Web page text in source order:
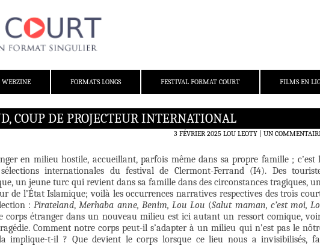
WEBZINE FORMATS LONGS FESTIVAL FORMAT COURT FILMS EN
COUP DE PROJECTEUR INTERNATIONAL
3 FÉVRIER 2025 LOU LEOTY UN
en milieu hostile, accueillant, parfois même dans sa propre famille ; c’est
internationales du festival de Clermont-Ferrand (I4). Des
un jeune turc qui revient dans sa famille dans des circonstances tragiques,
de l’État Islamique; voilà les occurrences narratives respectives des trois
:Pirateland,Merhaba anne, Benim, Lou Lou (Salut maman, c’est moi,
corps étranger dans un nouveau milieu est ici autant un ressort comique,
Comment notre corps peut-il s’adapter à un milieu qui n’est pas le
implique-t-il ? Que devient le corps lorsque ce lieu nous a invisibilisés,